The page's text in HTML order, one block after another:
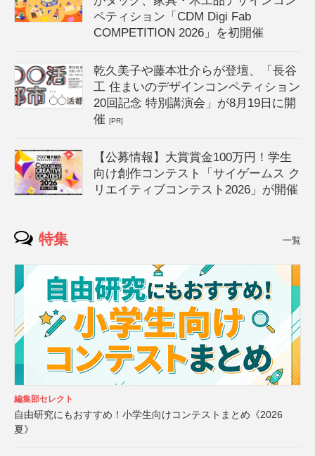
ペティション「CDM Digi Fab
COMPETITION 2026」を初開催
乾久美子や藤本壮介らが登壇、「長谷
工 住まいのデザインコンペティション
20回記念 特別講演会」が8月19日に開
催[PR]
【公募情報】大賞賞金100万円！学生
向け創作コンテスト「サイゲームス ク
リエイティブコンテスト2026」が開催
特集 一覧
編集部セレクト
自由研究にもおすすめ！小学生向けコンテストまとめ《2026
夏》